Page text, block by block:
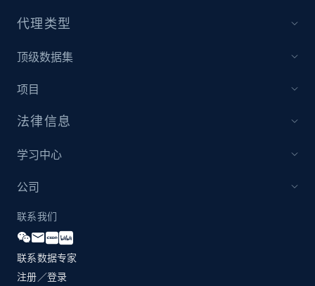
代理类型
顶级数据集
项目
法律信息
学习中心
公司
联系我们
联系数据专家
注册／登录